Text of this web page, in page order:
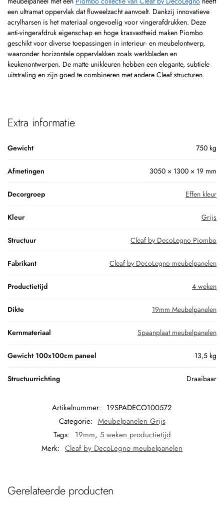
een ultramat oppervlak dat fluweelzacht aanvoelt. Dankzij innovatieve
acrylharsen is het materiaal ongevoelig voor vingerafdrukken. Deze
anti-vingerafdruk eigenschap en hoge krasvastheid maken Piombo
geschikt voor diverse toepassingen in interieur- en meubelontwerp,
waaronder horizontale oppervlakken zoals werkbladen en
keukenontwerpen. De matte unikleuren hebben een elegante, subtiele
uitstraling en zijn goed te combineren met andere Cleaf structuren.
Extra informatie
Gewicht 750 kg
Afmetingen 3050 × 1300 × 19 mm
Decorgroep Effen kleur
Kleur Grijs
Structuur Cleaf by DecoLegno Piombo
Fabrikant Cleaf by DecoLegno meubelpanelen
Productietijd 4 weken
Dikte 19mm Meubelpanelen
Kernmateriaal Spaanplaat meubelpanelen
Gewicht 100x100cm paneel 13,5 kg
Structuurrichting Draaibaar
Artikelnummer: 19SPADECO100572
Categorie: Meubelpanelen Grijs
Tags: 19mm, 5 weken productietijd
Merk: Cleaf by DecoLegno meubelpanelen
Gerelateerde producten